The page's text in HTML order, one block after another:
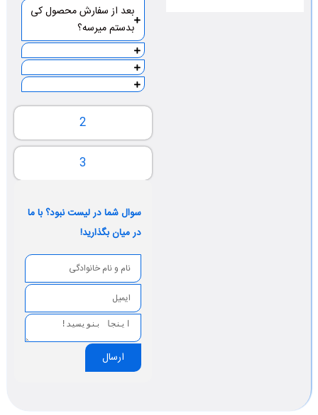
2
3
بعد از سفارش محصول کی
بدستم میرسه؟
سوال شما در لیست نبود؟ با ما
در میان بگذارید!
ارسال